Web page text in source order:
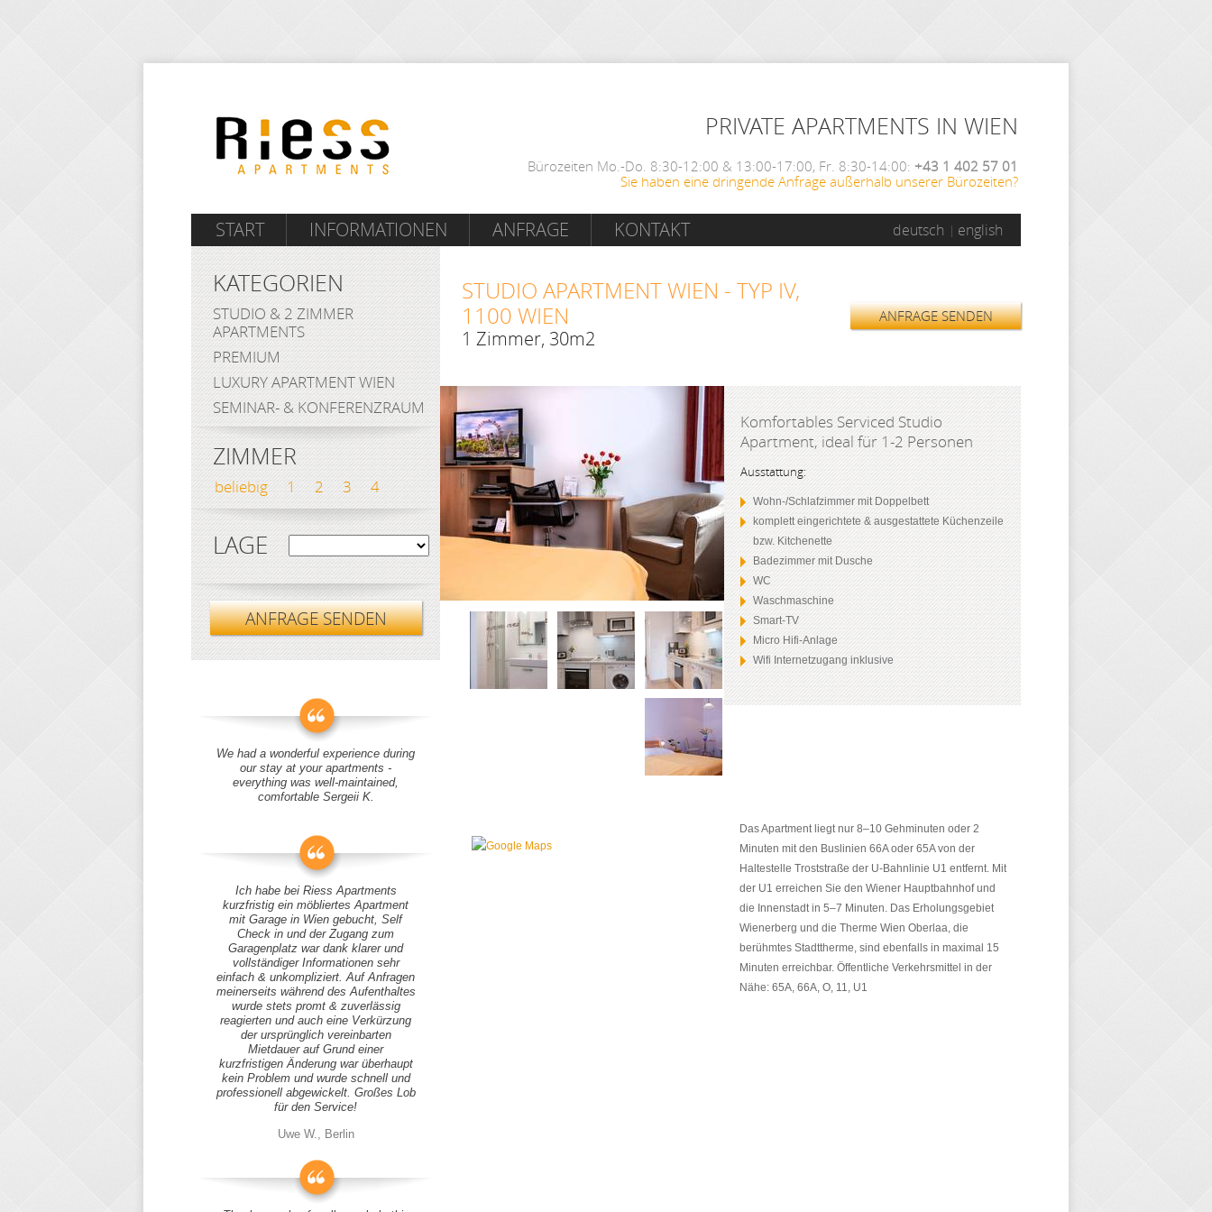
PRIVATE APARTMENTS IN WIEN
Bürozeiten Mo.-Do. 8:30-12:00 & 13:00-17:00, Fr. 8:30-14:00: +43 1 402 57 01
Sie haben eine dringende Anfrage außerhalb unserer Bürozeiten?
START INFORMATIONEN ANFRAGE KONTAKT deutsch english
STUDIO APARTMENT WIEN - TYP IV,
1100 WIEN
1 Zimmer, 30m2
ANFRAGE SENDEN
Komfortables Serviced Studio
Apartment, ideal für 1-2 Personen
Ausstattung:
Wohn-/Schlafzimmer mit Doppelbett
komplett eingerichtete & ausgestattete Küchenzeile
bzw. Kitchenette
Badezimmer mit Dusche
WC
Waschmaschine
Smart-TV
Micro Hifi-Anlage
Wifi Internetzugang inklusive
Das Apartment liegt nur 8–10 Gehminuten oder 2
Minuten mit den Buslinien 66A oder 65A von der
Haltestelle Troststraße der U-Bahnlinie U1 entfernt. Mit
der U1 erreichen Sie den Wiener Hauptbahnhof und
die Innenstadt in 5–7 Minuten. Das Erholungsgebiet
Wienerberg und die Therme Wien Oberlaa, die
berühmtes Stadttherme, sind ebenfalls in maximal 15
Minuten erreichbar. Öffentliche Verkehrsmittel in der
Nähe: 65A, 66A, O, 11, U1
KATEGORIEN
STUDIO & 2 ZIMMER
APARTMENTS
PREMIUM
LUXURY APARTMENT WIEN
SEMINAR- & KONFERENZRAUM
ZIMMER
beliebig 1 2 3 4
LAGE
ANFRAGE SENDEN
We had a wonderful experience during
our stay at your apartments -
everything was well-maintained,
comfortable Sergeii K.
Ich habe bei Riess Apartments
kurzfristig ein möbliertes Apartment
mit Garage in Wien gebucht, Self
Check in und der Zugang zum
Garagenplatz war dank klarer und
vollständiger Informationen sehr
einfach & unkompliziert. Auf Anfragen
meinerseits während des Aufenthaltes
wurde stets promt & zuverlässig
reagierten und auch eine Verkürzung
der ursprünglich vereinbarten
Mietdauer auf Grund einer
kurzfristigen Änderung war überhaupt
kein Problem und wurde schnell und
professionell abgewickelt. Großes Lob
für den Service!
Uwe W., Berlin